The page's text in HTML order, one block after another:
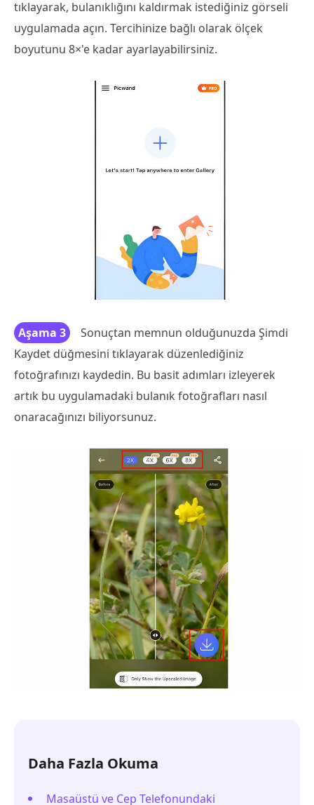
tıklayarak, bulanıklığını kaldırmak istediğiniz görseli
uygulamada açın. Tercihinize bağlı olarak ölçek
boyutunu 8×'e kadar ayarlayabilirsiniz.
Aşama 3
Sonuçtan memnun olduğunuzda Şimdi
Kaydet düğmesini tıklayarak düzenlediğiniz
fotoğrafınızı kaydedin. Bu basit adımları izleyerek
artık bu uygulamadaki bulanık fotoğrafları nasıl
onaracağınızı biliyorsunuz.
Daha Fazla Okuma
Masaüstü ve Cep Telefonundaki